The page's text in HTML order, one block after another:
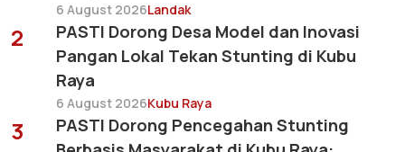
6 August 2026Landak
2
PASTI Dorong Desa Model dan Inovasi
Pangan Lokal Tekan Stunting di Kubu
Raya
6 August 2026Kubu Raya
3
PASTI Dorong Pencegahan Stunting